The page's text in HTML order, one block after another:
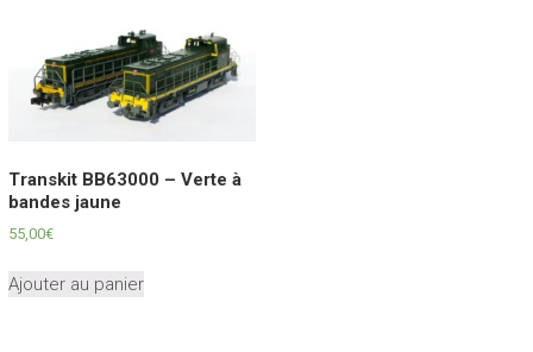
Transkit BB63000 – Verte à
bandes jaune
55,00€
Ajouter au panier